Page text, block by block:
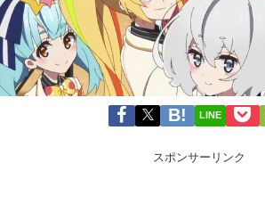
LINE
スポンサーリンク